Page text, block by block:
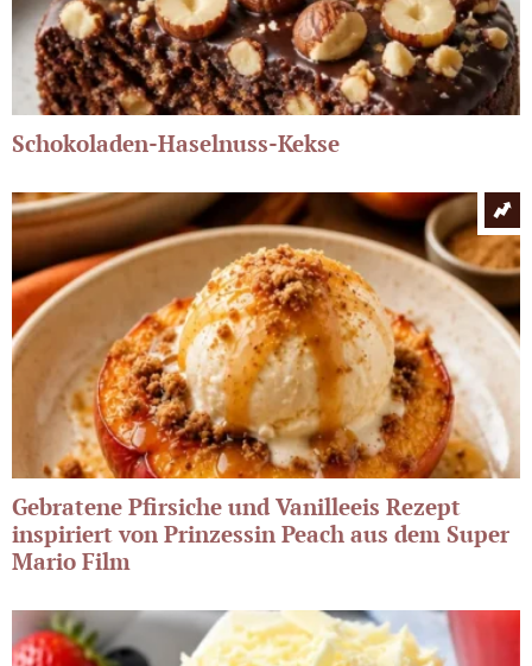
Schokoladen-Haselnuss-Kekse
Gebratene Pfirsiche und Vanilleeis Rezept
inspiriert von Prinzessin Peach aus dem Super
Mario Film